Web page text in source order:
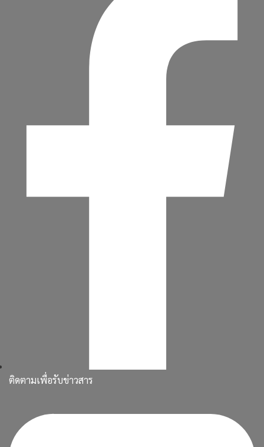
ติดตามเพื่อรับข่าวสาร